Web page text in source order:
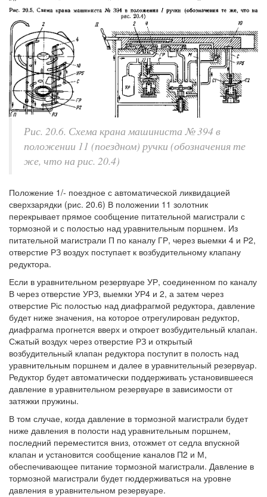
Рис. 20.6. Схема крана машиниста № 394 в
положении 11 (поездном) ручки (обозначения те
же, что на рис. 20.4)
Положение 1/- поездное с автоматической ликвидацией
сверхзарядки (рис. 20.6) В положении 11 золотник
перекрывает прямое сообщение питательной магистрали с
тормозной и с полостью над уравнительным поршнем. Из
питательной магистрали П по каналу ГР, через выемки 4 и Р2,
отверстие РЗ воздух поступает к возбудительному клапану
редуктора.
Если в уравнительном резервуаре УР, соединенном по каналу
В через отверстие УРЗ, выемки УР4 и 2, а затем через
отверстие Ріс полостью над диафрагмой редуктора, давление
будет ниже значения, на которое отрегулирован редуктор,
диафрагма прогнется вверх и откроет возбудительный клапан.
Сжатый воздух через отверстие РЗ и открытый
возбудительный клапан редуктора поступит в полость над
уравнительным поршнем и далее в уравнительный резервуар.
Редуктор будет автоматически поддерживать установившееся
давление в уравнительном резервуаре в зависимости от
затяжки пружины.
В том случае, когда давление в тормозной магистрали будет
ниже давления в полости над уравнительным поршнем,
последний переместится вниз, отожмет от седла впускной
клапан и установится сообщение каналов П2 и М,
обеспечивающее питание тормозной магистрали. Давление в
тормозной магистрали будет гюддерживаться на уровне
давления в уравнительном резервуаре.